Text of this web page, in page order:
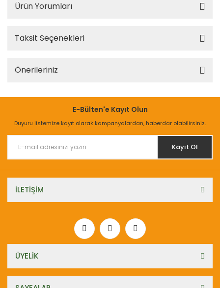
Ürün Yorumları
Taksit Seçenekleri
Önerileriniz
E-Bülten'e Kayıt Olun
Duyuru listemize kayıt olarak kampanyalardan, haberdar olabilirsiniz.
Kayıt Ol
İLETİŞİM
ÜYELİK